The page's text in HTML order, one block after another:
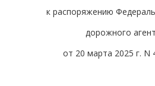
к распоряжению
дорожного
от 20 марта 2025 г. N